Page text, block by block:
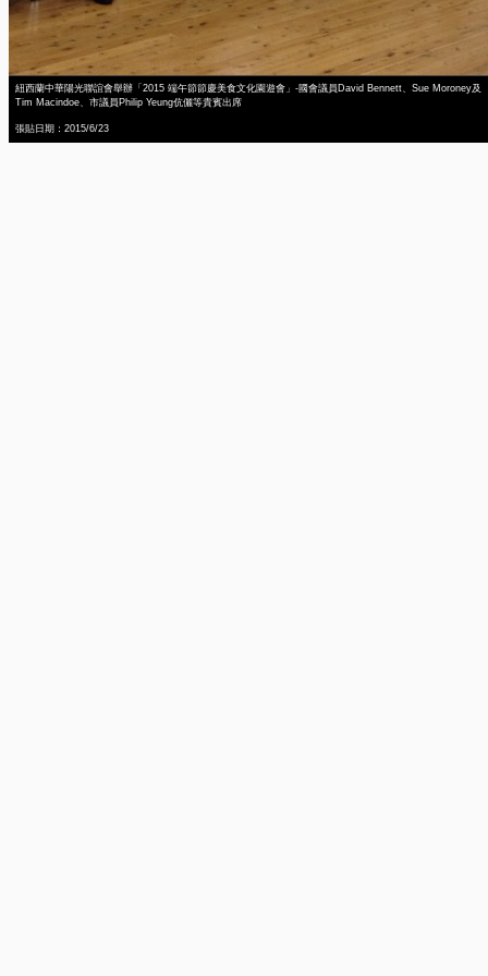
紐西蘭中華陽光聯誼會舉辦「2015 端午節節慶美食文化園遊會」-國會議員David Bennett、Sue Moroney及
Tim Macindoe、市議員Philip Yeung伉儷等貴賓出席
張貼日期：2015/6/23